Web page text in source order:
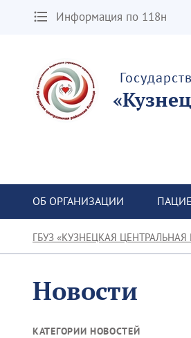
Информация по 118н
ОБ ОРГАНИЗАЦИИ
ГБУЗ «КУЗНЕЦКАЯ
Новости
КАТЕГОРИИ НОВОСТЕЙ